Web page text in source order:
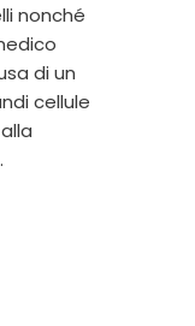
nonché
di un
cellule